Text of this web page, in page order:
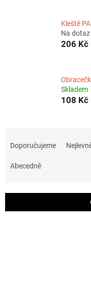
Kleště
Na dotaz
206 Kč
Skladem
108 Kč
r
Doporučujeme
Abecedně